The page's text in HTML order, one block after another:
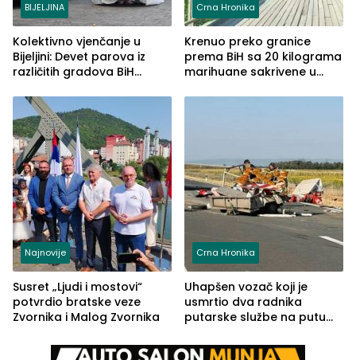
BIJELJINA
Kolektivno vjenčanje u
Bijeljini: Devet parova iz
različitih gradova BiH
Crna Hronika
Krenuo preko granice
prema BiH sa 20 kilograma
marihuane sakrivene u
Najnovije
Susret „Ljudi i mostovi“
potvrdio bratske veze
Zvornika i Malog Zvornika
Crna Hronika
Uhapšen vozač koji je
usmrtio dva radnika
putarske službe na putu
(FOTO)